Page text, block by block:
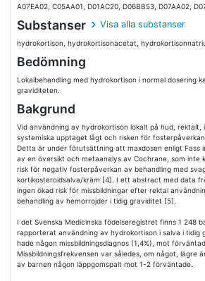
A07EA02, C05AA01, D01AC20, D06BB53, D07AA02,
Substanser Visa alla substanser
hydrokortison, hydrokortisonacetat,
Bedömning
Lokalbehandling med hydrokortison i normal dosering
graviditeten.
Bakgrund
Vid användning av hydrokortison lokalt på hud, rektalt,
systemiska upptaget lågt och risken för
Detta är under förutsättning att maxdosen enligt Fass
av en översikt och metaanalys av Cochrane, som inte
risk för negativ fosterpåverkan av behandling med
kortikosteroidsalva/kräm [4]. I ett abstract med data
ingen ökad risk för missbildningar efter rektal
behandling av hemorrojder i tidig graviditet [5].
I det Svenska Medicinska födelseregistret finns 1 248
rapporterat användning av hydrokortison i salva i tidig
hade någon missbildningsdiagnos (1,4%), mot
Missbildningsfrekvensen var således, om något, lägre
av barnen någon läppgomspalt mot 1-2 förväntade.